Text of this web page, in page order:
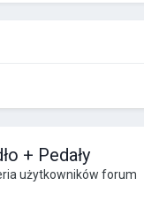
+ Pedały
użytkowników forum